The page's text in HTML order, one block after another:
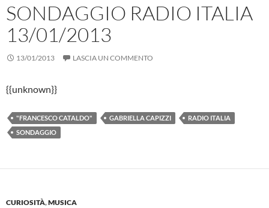
SONDAGGIO RADIO ITALIA
13/01/2013
13/01/2013 LASCIA UN COMMENTO
{{unknown}}
"FRANCESCO CATALDO" GABRIELLA CAPIZZI
RADIO ITALIA
SONDAGGIO
CURIOSITÀ,MUSICA